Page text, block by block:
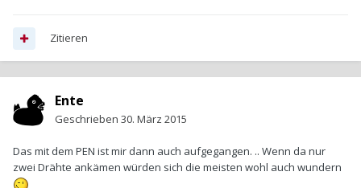
Zitieren
Ente
Geschrieben 30. März 2015
Das mit dem PEN ist mir dann auch aufgegangen. .. Wenn da nur
zwei Drähte ankämen würden sich die meisten wohl auch wundern